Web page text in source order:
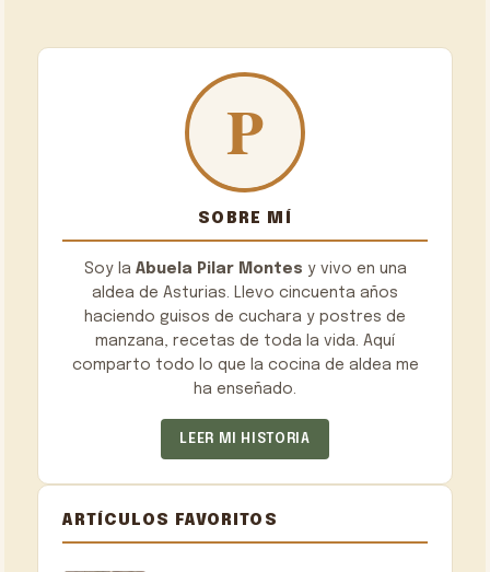
SOBRE MÍ
Soy la Abuela Pilar Montes y vivo en una
aldea de Asturias. Llevo cincuenta años
haciendo guisos de cuchara y postres de
manzana, recetas de toda la vida. Aquí
comparto todo lo que la cocina de aldea me
ha enseñado.
LEER MI HISTORIA
ARTÍCULOS FAVORITOS